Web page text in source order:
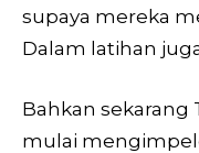
supaya mereka
Dalam latihan
Bahkan sekarang
mulai